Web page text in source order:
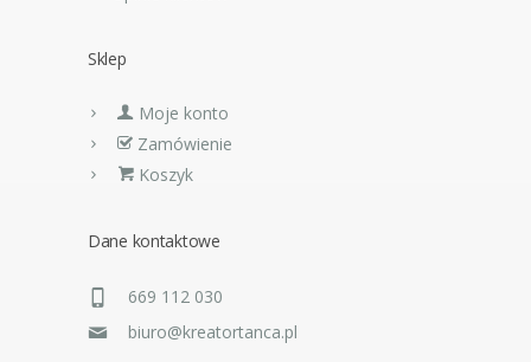
Sklep
Moje konto
Zamówienie
Koszyk
Dane kontaktowe
669 112 030
biuro@kreatortanca.pl